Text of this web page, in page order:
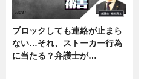
ブロックしても連絡が止まら
ない…それ、ストーカー行為
に当たる？弁護士が…